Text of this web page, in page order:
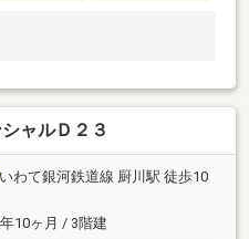
ャルＤ２３
いわて銀河鉄道線 厨川駅 徒歩10
10ヶ月 / 3階建